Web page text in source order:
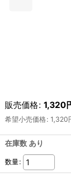
販売価格: 1,320
希望小売価格: 1,320
在庫数 あり
数量: